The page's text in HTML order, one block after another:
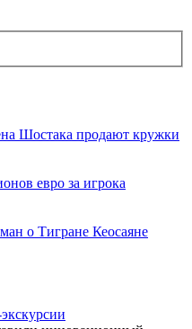
Шостака продают кружки
евро за игрока
о Тигране Кеосаяне